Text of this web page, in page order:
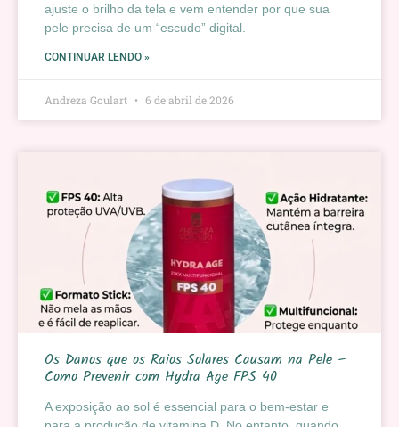
ajuste o brilho da tela e vem entender por que sua
pele precisa de um “escudo” digital.
CONTINUAR LENDO »
Andreza Goulart 6 de abril de 2026
Os Danos que os Raios Solares Causam na Pele –
Como Prevenir com Hydra Age FPS 40
A exposição ao sol é essencial para o bem-estar e